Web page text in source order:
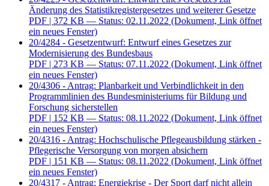
Änderung des Statistikregistergesetzes und weiterer Gesetze
PDF | 372 KB — Status: 02.11.2022 (Dokument, Link öffnet
ein neues Fenster)
20/4284 - Gesetzentwurf: Entwurf eines Gesetzes zur
Modernisierung des Bundesbaus
PDF | 273 KB — Status: 07.11.2022 (Dokument, Link öffnet
ein neues Fenster)
20/4306 - Antrag: Planbarkeit und Verbindlichkeit in den
Programmlinien des Bundesministeriums für Bildung und
Forschung sicherstellen
PDF | 152 KB — Status: 08.11.2022 (Dokument, Link öffnet
ein neues Fenster)
20/4316 - Antrag: Hochschulische Pflegeausbildung stärken -
Pflegerische Versorgung von morgen absichern
PDF | 151 KB — Status: 08.11.2022 (Dokument, Link öffnet
ein neues Fenster)
20/4317 - Antrag: Energiekrise - Der Sport darf nicht allein